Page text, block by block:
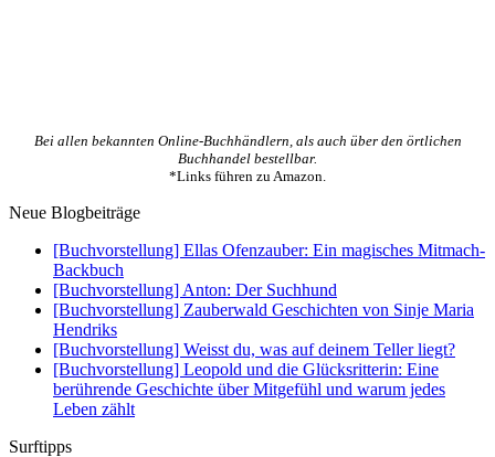
Bei allen bekannten Online-Buchhändlern, als auch über den örtlichen
Buchhandel bestellbar.
*Links führen zu Amazon.
Neue Blogbeiträge
[Buchvorstellung] Ellas Ofenzauber: Ein magisches Mitmach-
Backbuch
[Buchvorstellung] Anton: Der Suchhund
[Buchvorstellung] Zauberwald Geschichten von Sinje Maria
Hendriks
[Buchvorstellung] Weisst du, was auf deinem Teller liegt?
[Buchvorstellung] Leopold und die Glücksritterin: Eine
berührende Geschichte über Mitgefühl und warum jedes
Leben zählt
Surftipps